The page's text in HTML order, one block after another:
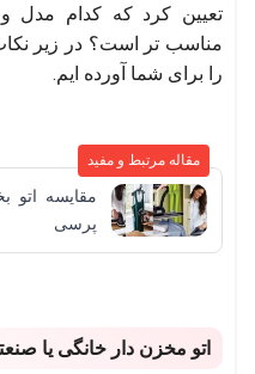
تعیین کرد که کدام مدل
مناسب تر است؟ در زیر
را برای شما آورده ایم.
مقاله مرتبط و مفید
مقایسه اتو
پرسی
اتو مخزن دار خانگی یا